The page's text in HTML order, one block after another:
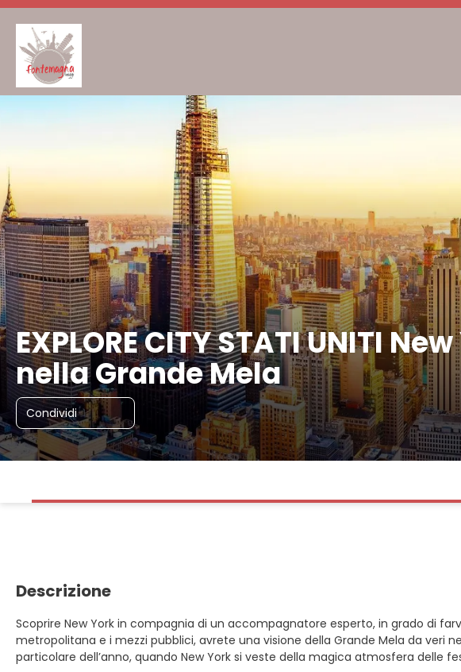
EXPLORE CITY STATI UNITI
nella Grande Mela
Condividi
Descrizione
Scoprire New York in compagnia di un accompagnatore esperto, in grado di
metropolitana e i mezzi pubblici, avrete una visione della Grande Mela da
particolare dell’anno, quando New York si veste della magica atmosfera delle